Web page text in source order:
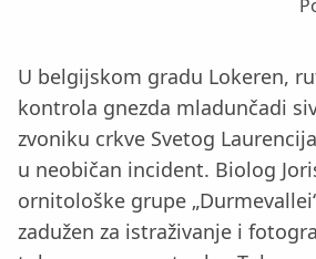
U belgijskom gradu Lokeren,
kontrola gnezda mladunčadi
zvoniku crkve Svetog
u neobičan incident. Biolog
ornitološke grupe
zadužen za istraživanje i